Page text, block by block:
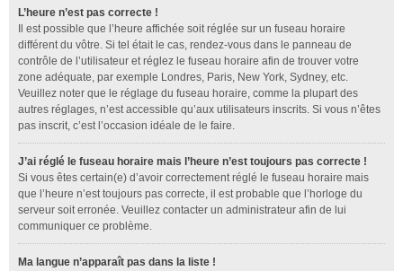
L’heure n’est pas correcte !
Il est possible que l’heure affichée soit réglée sur un fuseau horaire
différent du vôtre. Si tel était le cas, rendez-vous dans le panneau de
contrôle de l’utilisateur et réglez le fuseau horaire afin de trouver votre
zone adéquate, par exemple Londres, Paris, New York, Sydney, etc.
Veuillez noter que le réglage du fuseau horaire, comme la plupart des
autres réglages, n’est accessible qu’aux utilisateurs inscrits. Si vous n’êtes
pas inscrit, c’est l’occasion idéale de le faire.
J’ai réglé le fuseau horaire mais l’heure n’est toujours pas correcte !
Si vous êtes certain(e) d’avoir correctement réglé le fuseau horaire mais
que l’heure n’est toujours pas correcte, il est probable que l’horloge du
serveur soit erronée. Veuillez contacter un administrateur afin de lui
communiquer ce problème.
Ma langue n’apparaît pas dans la liste !